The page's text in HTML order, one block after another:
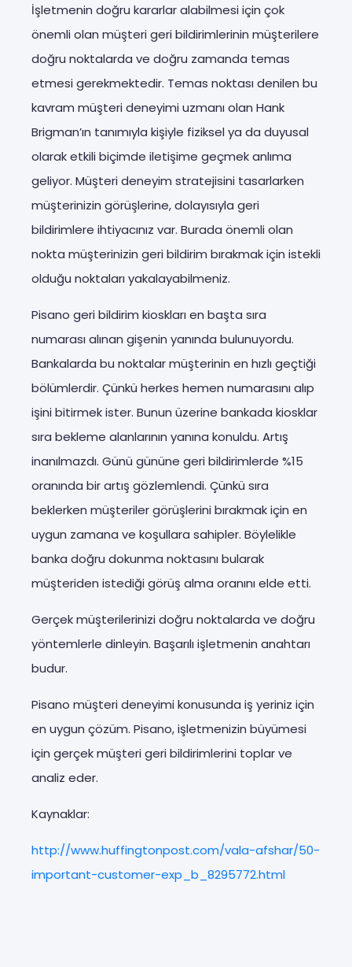
İşletmenin doğru kararlar alabilmesi için çok
önemli olan müşteri geri bildirimlerinin müşterilere
doğru noktalarda ve doğru zamanda temas
etmesi gerekmektedir. Temas noktası denilen bu
kavram müşteri deneyimi uzmanı olan Hank
Brigman’ın tanımıyla kişiyle fiziksel ya da duyusal
olarak etkili biçimde iletişime geçmek anlıma
geliyor. Müşteri deneyim stratejisini tasarlarken
müşterinizin görüşlerine, dolayısıyla geri
bildirimlere ihtiyacınız var. Burada önemli olan
nokta müşterinizin geri bildirim bırakmak için istekli
olduğu noktaları yakalayabilmeniz.
Pisano geri bildirim kioskları en başta sıra
numarası alınan gişenin yanında bulunuyordu.
Bankalarda bu noktalar müşterinin en hızlı geçtiği
bölümlerdir. Çünkü herkes hemen numarasını alıp
işini bitirmek ister. Bunun üzerine bankada kiosklar
sıra bekleme alanlarının yanına konuldu. Artış
inanılmazdı. Günü gününe geri bildirimlerde %15
oranında bir artış gözlemlendi. Çünkü sıra
beklerken müşteriler görüşlerini bırakmak için en
uygun zamana ve koşullara sahipler. Böylelikle
banka doğru dokunma noktasını bularak
müşteriden istediği görüş alma oranını elde etti.
Gerçek müşterilerinizi doğru noktalarda ve doğru
yöntemlerle dinleyin. Başarılı işletmenin anahtarı
budur.
Pisano müşteri deneyimi konusunda iş yeriniz için
en uygun çözüm. Pisano, işletmenizin büyümesi
için gerçek müşteri geri bildirimlerini toplar ve
analiz eder.
Kaynaklar:
http://www.huffingtonpost.com/vala-afshar/50-
important-customer-exp_b_8295772.html